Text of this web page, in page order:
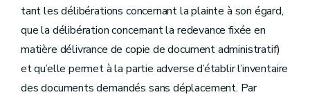
tant les délibérations concernant la plainte à son égard,
que la délibération concernant la redevance fixée en
matière délivrance de copie de document administratif)
et qu’elle permet à la partie adverse d’établir l’inventaire
des documents demandés sans déplacement. Par